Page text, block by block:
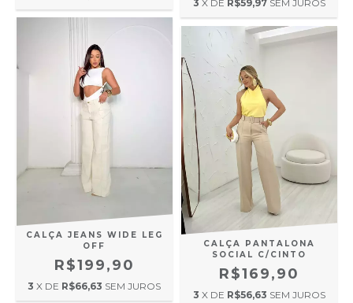
3 X DE R$59,97 SEM JUROS
CALÇA JEANS WIDE LEG
OFF
R$199,90
3 X DE R$66,63 SEM JUROS
CALÇA PANTALONA
SOCIAL C/CINTO
R$169,90
3 X DE R$56,63 SEM JUROS